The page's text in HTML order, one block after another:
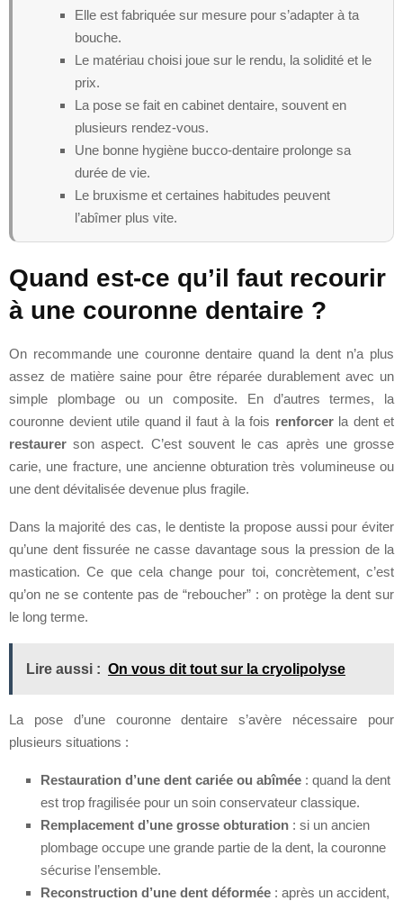
Elle est fabriquée sur mesure pour s’adapter à ta
bouche.
Le matériau choisi joue sur le rendu, la solidité et le
prix.
La pose se fait en cabinet dentaire, souvent en
plusieurs rendez-vous.
Une bonne hygiène bucco-dentaire prolonge sa
durée de vie.
Le bruxisme et certaines habitudes peuvent
l’abîmer plus vite.
Quand est-ce qu’il faut recourir
à une couronne dentaire ?
On recommande une couronne dentaire quand la dent n’a plus
assez de matière saine pour être réparée durablement avec un
simple plombage ou un composite. En d’autres termes, la
couronne devient utile quand il faut à la fois renforcerla dent et
restaurer son aspect. C’est souvent le cas après une grosse
carie, une fracture, une ancienne obturation très volumineuse ou
une dent dévitalisée devenue plus fragile.
Dans la majorité des cas, le dentiste la propose aussi pour éviter
qu’une dent fissurée ne casse davantage sous la pression de la
mastication. Ce que cela change pour toi, concrètement, c’est
qu’on ne se contente pas de “reboucher” : on protège la dent sur
le long terme.
Lire aussi : On vous dit tout sur la cryolipolyse
La pose d’une couronne dentaire s’avère nécessaire pour
plusieurs situations :
Restauration d’une dent cariée ou abîmée : quand la dent
est trop fragilisée pour un soin conservateur classique.
Remplacement d’une grosse obturation : si un ancien
plombage occupe une grande partie de la dent, la couronne
sécurise l’ensemble.
Reconstruction d’une dent déformée : après un accident,